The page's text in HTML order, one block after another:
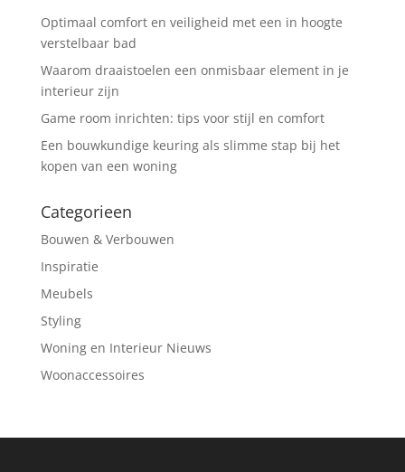
Optimaal comfort en veiligheid met een in hoogte
verstelbaar bad
Waarom draaistoelen een onmisbaar element in je
interieur zijn
Game room inrichten: tips voor stijl en comfort
Een bouwkundige keuring als slimme stap bij het
kopen van een woning
Categorieen
Bouwen & Verbouwen
Inspiratie
Meubels
Styling
Woning en Interieur Nieuws
Woonaccessoires